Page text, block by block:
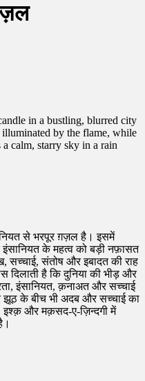
से भरपूर ग़ज़ल है। इसमें
के महत्व को बड़ी नफ़ासत
सच्चाई, संतोष और इबादत की राह
दिलाती है कि दुनिया की भीड़ और
इंसानियत, क़नाअत और सच्चाई
झूठ के बीच भी अदब और सच्चाई का
और मक़सद-ए-ज़िन्दगी में